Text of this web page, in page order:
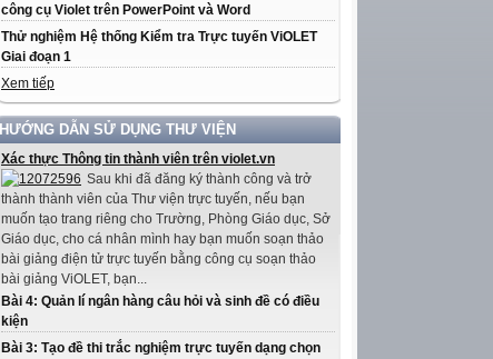
công cụ Violet trên PowerPoint và Word
Thử nghiệm Hệ thống Kiểm tra Trực tuyến ViOLET
Giai đoạn 1
Xem tiếp
HƯỚNG DẪN SỬ DỤNG THƯ VIỆN
Xác thực Thông tin thành viên trên violet.vn
Sau khi đã đăng ký thành công và trở
thành thành viên của Thư viện trực tuyến, nếu bạn
muốn tạo trang riêng cho Trường, Phòng Giáo dục, Sở
Giáo dục, cho cá nhân mình hay bạn muốn soạn thảo
bài giảng điện tử trực tuyến bằng công cụ soạn thảo
bài giảng ViOLET, bạn...
Bài 4: Quản lí ngân hàng câu hỏi và sinh đề có điều
kiện
Bài 3: Tạo đề thi trắc nghiệm trực tuyến dạng chọn